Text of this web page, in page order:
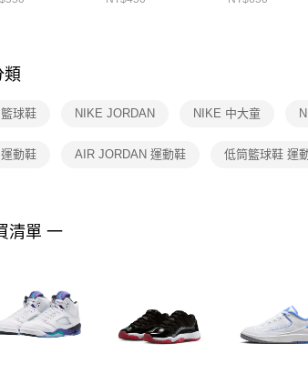
類
球鞋 NIKE JORDAN NIKE 中大童
動鞋 AIR JORDAN 運動鞋 低筒籃球鞋 運
清單 一